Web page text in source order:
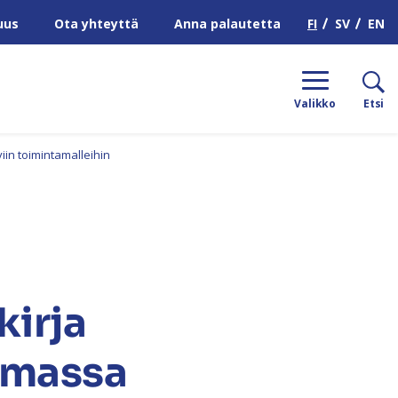
Ota yhteyttä Anna palautetta FI SV EN
Valikko Etsi
toimintamalleihin